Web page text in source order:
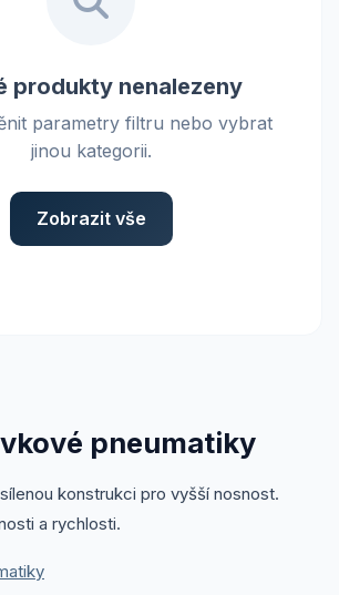
produkty nenalezeny
parametry filtru nebo vybrat
jinou kategorii.
Zobrazit vše
pneumatiky
konstrukci pro vyšší nosnost.
a rychlosti.